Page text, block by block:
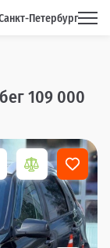
Петербург
109 000